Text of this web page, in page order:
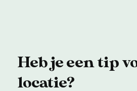
Heb je een tip
locatie?